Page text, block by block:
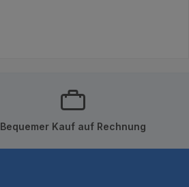
Bequemer Kauf auf Rechnung